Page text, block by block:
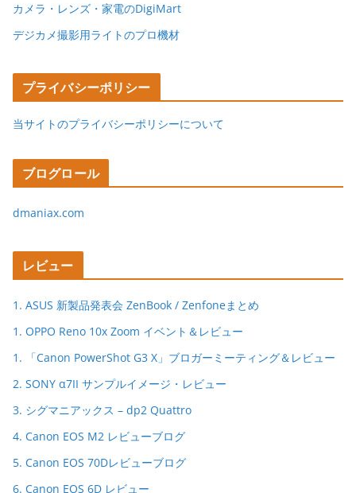
カメラ・レンズ・家電のDigiMart
デジカメ撮影用ライトのプロ機材
プライバシーポリシー
当サイトのプライバシーポリシーについて
ブログロール
dmaniax.com
レビュー
1. ASUS 新製品発表会 ZenBook / Zenfoneまとめ
1. OPPO Reno 10x Zoom イベント＆レビュー
1. 「Canon PowerShot G3 X」ブロガーミーティング＆レビュー
2. SONY α7II サンプルイメージ・レビュー
3. シグマニアックス – dp2 Quattro
4. Canon EOS M2 レビューブログ
5. Canon EOS 70Dレビューブログ
6. Canon EOS 6D レビュー